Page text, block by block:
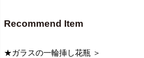
Recommend Item
★ガラスの一輪挿し花瓶 ＞